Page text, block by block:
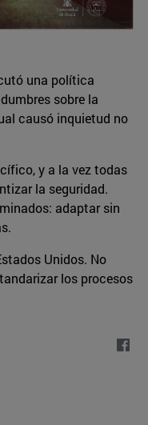
una política
sobre la
causó inquietud no
y a la vez todas
la seguridad.
adaptar sin
Unidos. No
los procesos